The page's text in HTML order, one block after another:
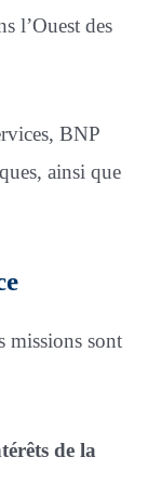
l’Ouest des
BNP
ainsi que
missions sont
de la